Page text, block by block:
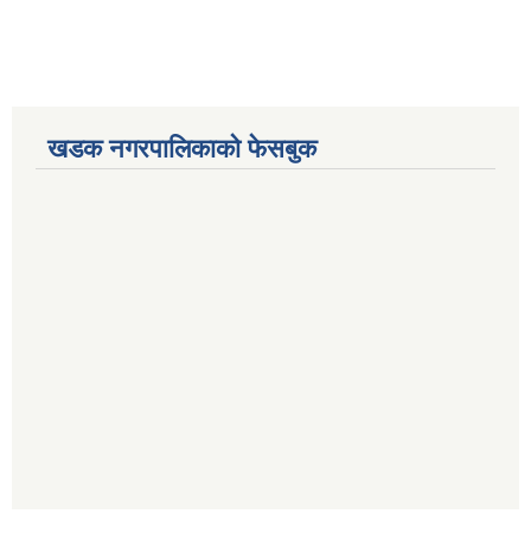
खडक नगरपालिकाको फेसबुक